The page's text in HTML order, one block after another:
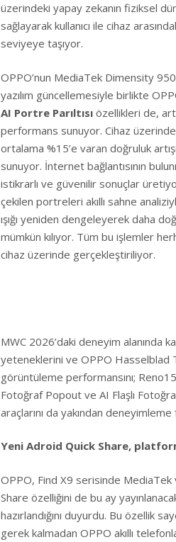
üzerindeki yapay zekanın fiziksel
sağlayarak kullanıcı ile cihaz
seviyeye taşıyor.
OPPO’nun MediaTek Dimensity
yazılım güncellemesiyle birlikte
AI Portre Parıltısı özellikleri de,
performans sunuyor. Cihaz üzerinde
ortalama %15’e varan doğruluk
sunuyor. İnternet bağlantısının
istikrarlı ve güvenilir sonuçlar
çekilen portreleri akıllı sahne
ışığı yeniden dengeleyerek daha
mümkün kılıyor. Tüm bu işlemler
cihaz üzerinde gerçekleştiriliyor.
MWC 2026’daki deneyim alanında
yeteneklerini ve OPPO
görüntüleme performansını;
Fotoğraf Popout ve AI Flaşlı
araçlarını da yakından deneyimleme
Yeni Adroid Quick Share,
OPPO, Find X9 serisinde
Share özelliğini de bu ay
hazırlandığını duyurdu. Bu özellik
gerek kalmadan OPPO akıllı